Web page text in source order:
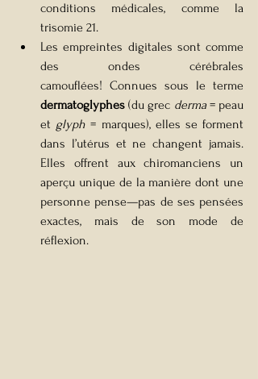
conditions médicales, comme la
trisomie 21.
Les empreintes digitales sont comme
des ondes cérébrales
dermatoglyphes (du grec derma = peau
et glyph = marques), elles se forment
dans l’utérus et ne changent jamais.
Elles offrent aux chiromanciens un
aperçu unique de la manière dont une
personne pense—pas de ses pensées
exactes, mais de son mode de
réflexion.